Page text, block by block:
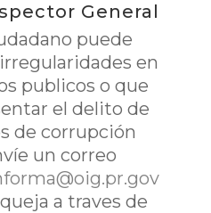
General
puede
en
publicos o que
el delito de
de corrupción
un correo
a traves de